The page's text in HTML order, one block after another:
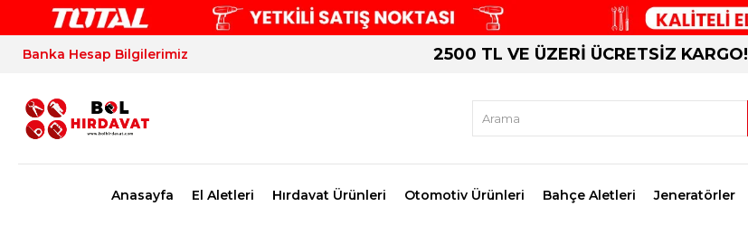
Banka Hesap Bilgilerimiz 2500 TL VE ÜZERİ ÜCRETSİZ KARGO!
Anasayfa El Aletleri Hırdavat Ürünleri Otomotiv Ürünleri Bahçe Aletleri Jeneratörler